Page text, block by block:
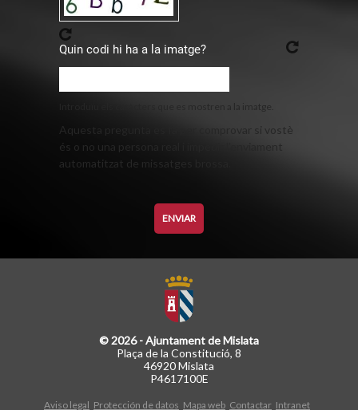
Quin codi hi ha a la imatge?
Introduïu els caràcters que es mostren a la imatge.
Aquesta pregunta es fa per comprovar si vostè
és o no una persona real i impedir l'enviament
automatitzat de missatges brossa.
© 2026 - Ajuntament de Mislata
Plaça de la Constitució, 8
46920 Mislata
P4617100E
Aviso legal Protección de datos Mapa web Contactar Intranet